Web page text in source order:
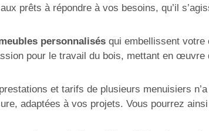
prêts à répondre à vos besoins, qu’il
personnalisés qui embellissent votre
pour le travail du bois, mettant en
et tarifs de plusieurs menuisiers
adaptées à vos projets. Vous pourrez